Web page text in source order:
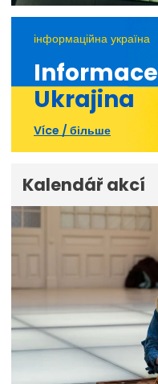
інформаційна україна
Informace
Ukrajina
Více / більше
Kalendář akcí